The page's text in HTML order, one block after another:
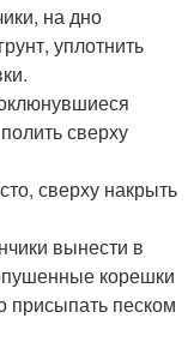
на дно
уплотнить
сверху
сверху накрыть
вынести в
корешки
присыпать песком